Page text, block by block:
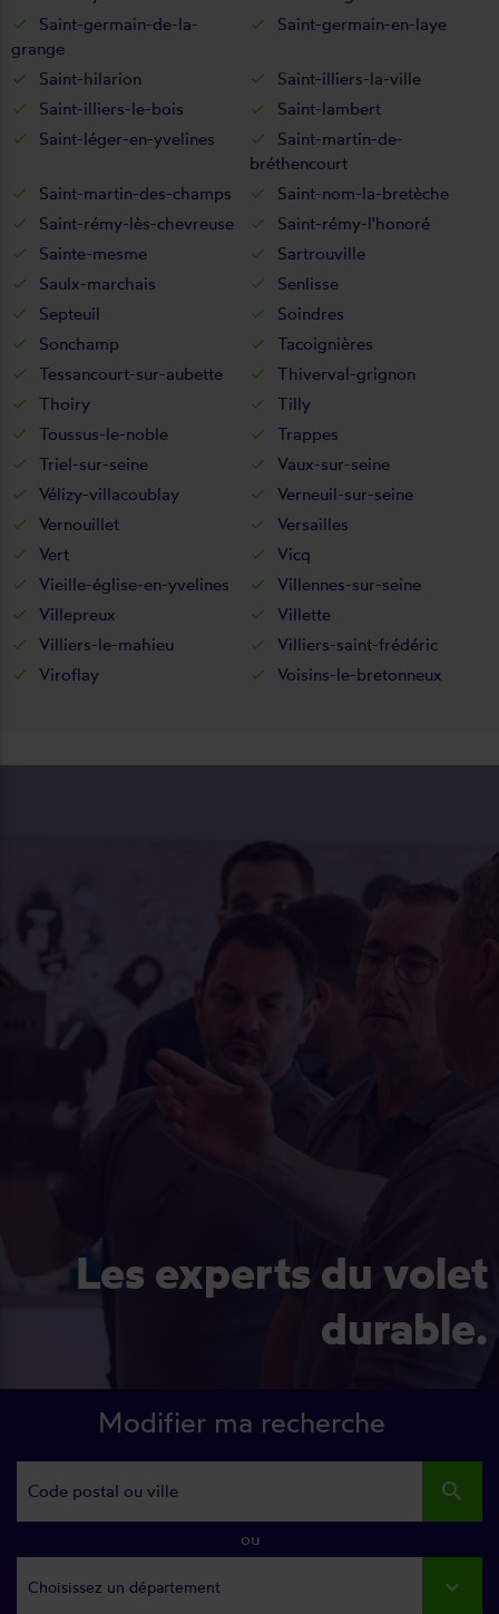
Saint-germain-de-la-
grange
Saint-germain-en-laye
Saint-hilarion
Saint-illiers-la-ville
Saint-illiers-le-bois
Saint-lambert
Saint-léger-en-yvelines
Saint-martin-de-
bréthencourt
Saint-martin-des-champs
Saint-nom-la-bretèche
Saint-rémy-lès-chevreuse
Saint-rémy-l'honoré
Sainte-mesme
Sartrouville
Saulx-marchais
Senlisse
Septeuil
Soindres
Sonchamp
Tacoignières
Tessancourt-sur-aubette
Thiverval-grignon
Thoiry
Tilly
Toussus-le-noble
Trappes
Triel-sur-seine
Vaux-sur-seine
Vélizy-villacoublay
Verneuil-sur-seine
Vernouillet
Versailles
Vert
Vicq
Vieille-église-en-yvelines
Villennes-sur-seine
Villepreux
Villette
Villiers-le-mahieu
Villiers-saint-frédéric
Viroflay
Voisins-le-bretonneux
Les experts du volet
durable.
Modifier ma recherche
search
ou
Choisissez un département